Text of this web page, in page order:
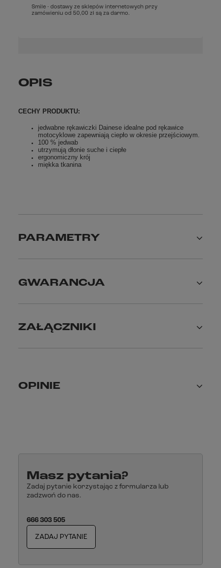
Smile - dostawy ze sklepów internetowych przy
zamówieniu od 50,00 zł są za darmo.
OPIS
CECHY PRODUKTU:
jedwabne rękawiczki Dainese idealne pod rękawice
motocyklowe zapewniają ciepło w okresie przejściowym.
100 % jedwab
utrzymują dłonie suche i ciepłe
ergonomiczny krój
miękka tkanina
PARAMETRY
GWARANCJA
ZAŁĄCZNIKI
OPINIE
Masz pytania?
Zadaj pytanie korzystając z formularza lub
zadzwoń do nas.
666 303 505
ZADAJ PYTANIE